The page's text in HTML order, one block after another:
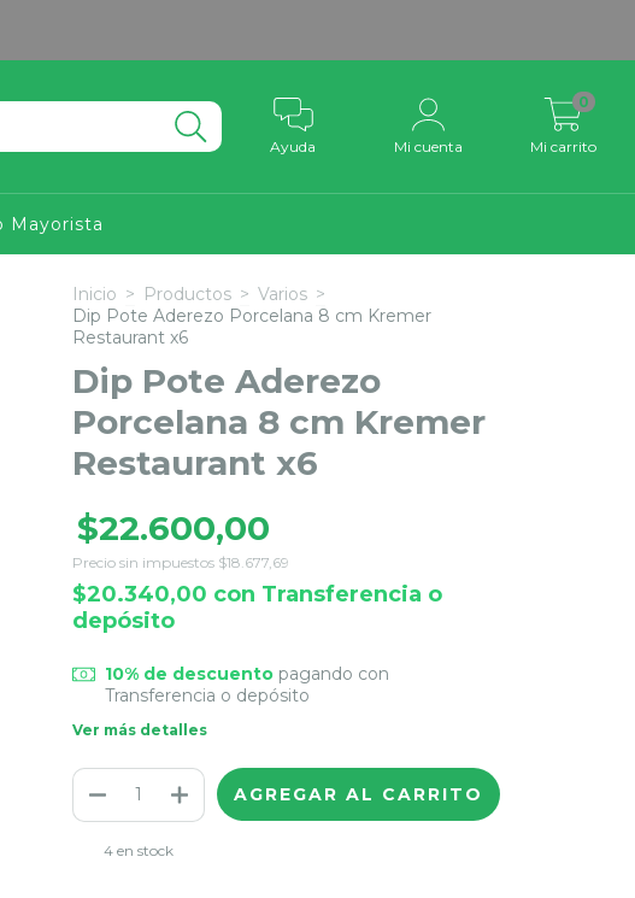
Ayuda Mi cuenta Mi carrito
0
Mayorista
Inicio > Productos > Varios >
Dip Pote Aderezo Porcelana 8 cm Kremer
Restaurant x6
Dip Pote Aderezo
Porcelana 8 cm Kremer
Restaurant x6
$22.600,00
Precio sin impuestos $18.677,69
$20.340,00 con Transferencia o
depósito
10% de descuentopagando con
Transferencia o depósito
Ver más detalles
4 en stock